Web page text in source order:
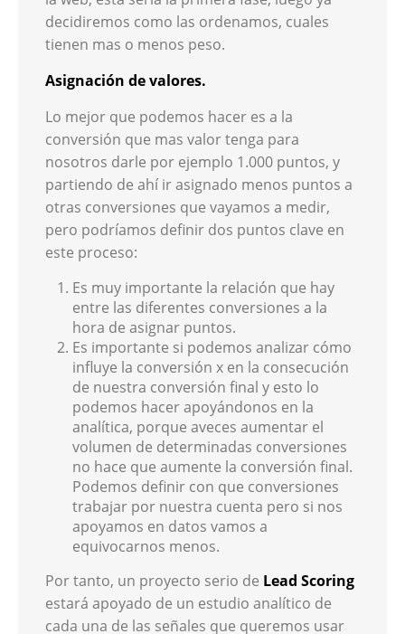
decidiremos como las ordenamos, cuales
tienen mas o menos peso.
Asignación de valores.
Lo mejor que podemos hacer es a la
conversión que mas valor tenga para
nosotros darle por ejemplo 1.000 puntos, y
partiendo de ahí ir asignado menos puntos a
otras conversiones que vayamos a medir,
pero podríamos definir dos puntos clave en
este proceso:
Es muy importante la relación que hay
entre las diferentes conversiones a la
hora de asignar puntos.
Es importante si podemos analizar cómo
influye la conversión x en la consecución
de nuestra conversión final y esto lo
podemos hacer apoyándonos en la
analítica, porque aveces aumentar el
volumen de determinadas conversiones
no hace que aumente la conversión final.
Podemos definir con que conversiones
trabajar por nuestra cuenta pero si nos
apoyamos en datos vamos a
equivocarnos menos.
Por tanto, un proyecto serio de Lead Scoring
estará apoyado de un estudio analítico de
cada una de las señales que queremos usar